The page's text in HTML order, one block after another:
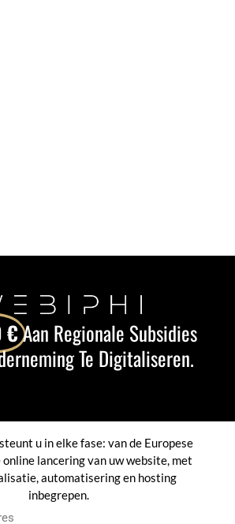
€Aan Regionale Subsidies
Te Digitaliseren.
u in elke fase: van de Europese
lancering van uw website, met
automatisering en hosting
inbegrepen.